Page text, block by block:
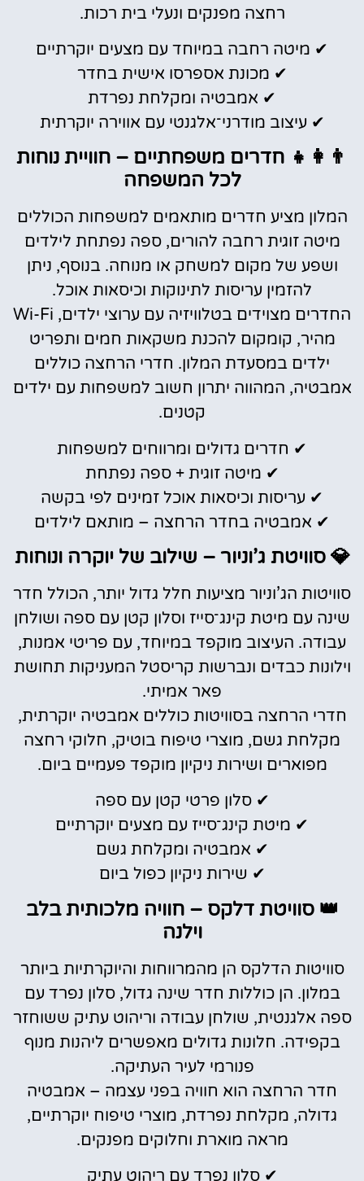
רחצה מפנקים ונעלי בית רכות.
✔ מיטה רחבה במיוחד עם מצעים יוקרתיים
✔ מכונת אספרסו אישית בחדר
✔ אמבטיה ומקלחת נפרדת
✔ עיצוב מודרני־אלגנטי עם אווירה יוקרתית
👨‍👩‍👧 חדרים משפחתיים – חוויית נוחות
לכל המשפחה
המלון מציע חדרים מותאמים למשפחות הכוללים
מיטה זוגית רחבה להורים, ספה נפתחת לילדים
ושפע של מקום למשחק או מנוחה. בנוסף, ניתן
להזמין עריסות לתינוקות וכיסאות אוכל.
החדרים מצוידים בטלוויזיה עם ערוצי ילדים, Wi-Fi
מהיר, קומקום להכנת משקאות חמים ותפריט
ילדים במסעדת המלון. חדרי הרחצה כוללים
אמבטיה, המהווה יתרון חשוב למשפחות עם ילדים
קטנים.
✔ חדרים גדולים ומרווחים למשפחות
✔ מיטה זוגית + ספה נפתחת
✔ עריסות וכיסאות אוכל זמינים לפי בקשה
✔ אמבטיה בחדר הרחצה – מותאם לילדים
💎 סוויטת ג’וניור – שילוב של יוקרה ונוחות
סוויטות הג’וניור מציעות חלל גדול יותר, הכולל חדר
שינה עם מיטת קינג־סייז וסלון קטן עם ספה ושולחן
עבודה. העיצוב מוקפד במיוחד, עם פריטי אמנות,
וילונות כבדים ונברשות קריסטל המעניקות תחושת
פאר אמיתי.
חדרי הרחצה בסוויטות כוללים אמבטיה יוקרתית,
מקלחת גשם, מוצרי טיפוח בוטיק, חלוקי רחצה
מפוארים ושירות ניקיון מוקפד פעמיים ביום.
✔ סלון פרטי קטן עם ספה
✔ מיטת קינג־סייז עם מצעים יוקרתיים
✔ אמבטיה ומקלחת גשם
✔ שירות ניקיון כפול ביום
👑 סוויטת דלקס – חוויה מלכותית בלב
וילנה
סוויטות הדלקס הן מהמרווחות והיוקרתיות ביותר
במלון. הן כוללות חדר שינה גדול, סלון נפרד עם
ספה אלגנטית, שולחן עבודה וריהוט עתיק ששוחזר
בקפידה. חלונות גדולים מאפשרים ליהנות מנוף
פנורמי לעיר העתיקה.
חדר הרחצה הוא חוויה בפני עצמה – אמבטיה
גדולה, מקלחת נפרדת, מוצרי טיפוח יוקרתיים,
מראה מוארת וחלוקים מפנקים.
✔ סלון נפרד עם ריהוט עתיק